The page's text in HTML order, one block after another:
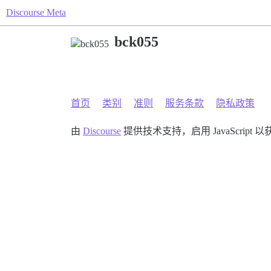
Discourse Meta
bck055
首页 类别 准则 服务条款 隐私政策
由 Discourse 提供技术支持，启用 JavaScript 以